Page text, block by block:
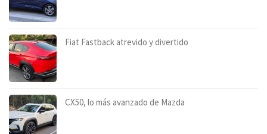
Fiat Fastback atrevido y divertido
CX50, lo más avanzado de Mazda